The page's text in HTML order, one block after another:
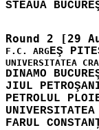
F.C. ARG
DINAMO
JIUL
PETROLUL
FARUL